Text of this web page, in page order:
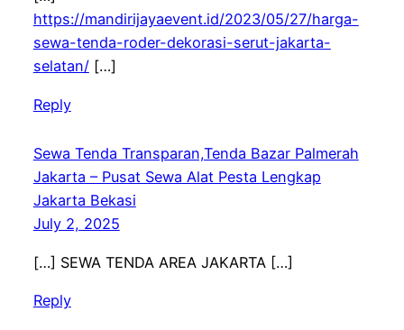
https://mandirijayaevent.id/2023/05/27/harga-
sewa-tenda-roder-dekorasi-serut-jakarta-
selatan/[…]
Reply
Sewa Tenda Transparan,Tenda Bazar Palmerah
Jakarta – Pusat Sewa Alat Pesta Lengkap
Jakarta Bekasi
July 2, 2025
[…] SEWA TENDA AREA JAKARTA […]
Reply